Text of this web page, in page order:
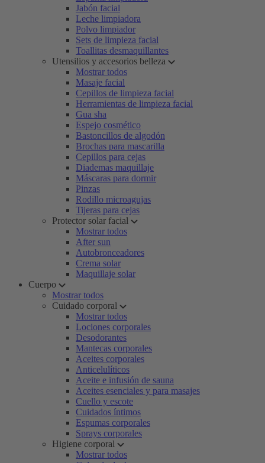
Jabón facial
Leche limpiadora
Polvo limpiador
Sets de limpieza facial
Toallitas desmaquillantes
Utensilios y accesorios belleza
Mostrar todos
Masaje facial
Cepillos de limpieza facial
Herramientas de limpieza facial
Gua sha
Espejo cosmético
Bastoncillos de algodón
Brochas para mascarilla
Cepillos para cejas
Diademas maquillaje
Máscaras para dormir
Pinzas
Rodillo microagujas
Tijeras para cejas
Protector solar facial
Mostrar todos
After sun
Autobronceadores
Crema solar
Maquillaje solar
Cuerpo
Mostrar todos
Cuidado corporal
Mostrar todos
Lociones corporales
Desodorantes
Mantecas corporales
Aceites corporales
Anticelulíticos
Aceite e infusión de sauna
Aceites esenciales y para masajes
Cuello y escote
Cuidados íntimos
Espumas corporales
Sprays corporales
Higiene corporal
Mostrar todos